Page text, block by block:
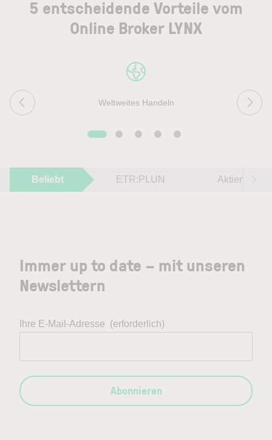
5 entscheidende Vorteile vom
Online Broker LYNX
Weltweites Handeln
Beliebt ETR:PLUN Aktien im
Immer up to date – mit unseren
Newslettern
Ihre E-Mail-Adresse (erforderlich)
Abonnieren